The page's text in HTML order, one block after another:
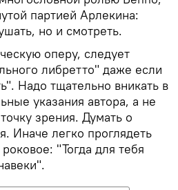
партией Арлекина:
но и смотреть.
оперу, следует
либретто" даже если
Надо тщательно вникать в
указания автора, а не
зрения. Думать о
Иначе легко проглядеть
"Тогда для тебя